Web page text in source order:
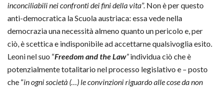
inconciliabili nei confronti dei fini della vita”. Non è per questo
anti-democratica la Scuola austriaca: essa vede nella
democrazia una necessità almeno quanto un pericolo e, per
ciò, è scettica e indisponibile ad accettarne qualsivoglia esito.
Leoni nel suo “Freedom and the Law”individua ciò che è
potenzialmente totalitario nel processo legislativo e – posto
che “in ogni società (…) le convinzioni riguardo alle cose da non